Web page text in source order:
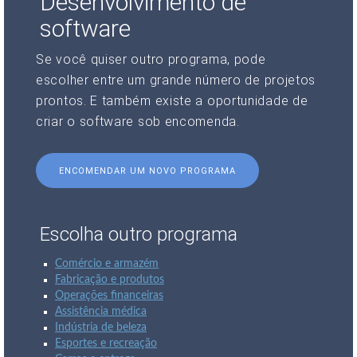
software
Se você quiser outro programa, pode
escolher entre um grande número de projetos
prontos. E também existe a oportunidade de
criar o software sob encomenda.
ENCOMENDAR UM NOVO PROGRAMA
Escolha outro programa
Comércio e armazém
Fabricação e produtos
Operações financeiras
Assistência médica
Indústria de beleza
Esportes e recreação